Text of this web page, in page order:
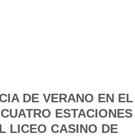
DE VERANO EN EL
ESTACIONES
LICEO CASINO DE